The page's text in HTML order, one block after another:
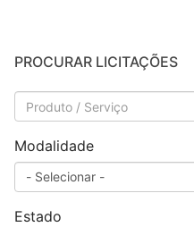
PROCURAR LICITAÇÕES
Modalidade
Estado